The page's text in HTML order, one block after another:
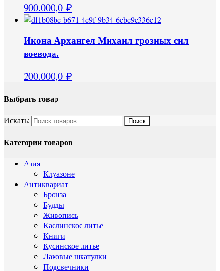
900.000,0 ₽
Икона Архангел Михаил грозных сил
воевода.
200.000,0 ₽
Выбрать товар
Искать:
Категории товаров
Азия
Клуазоне
Антиквариат
Бронза
Будды
Живопись
Каслинское литье
Книги
Кусинское литье
Лаковые шкатулки
Подсвечники